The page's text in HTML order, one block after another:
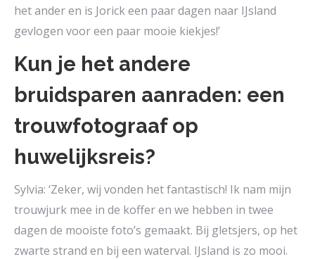
het ander en is Jorick een paar dagen naar IJsland
gevlogen voor een paar mooie kiekjes!’
Kun je het andere
bruidsparen aanraden: een
trouwfotograaf op
huwelijksreis?
Sylvia: ‘Zeker, wij vonden het fantastisch! Ik nam mijn
trouwjurk mee in de koffer en we hebben in twee
dagen de mooiste foto’s gemaakt. Bij gletsjers, op het
zwarte strand en bij een waterval. IJsland is zo mooi.